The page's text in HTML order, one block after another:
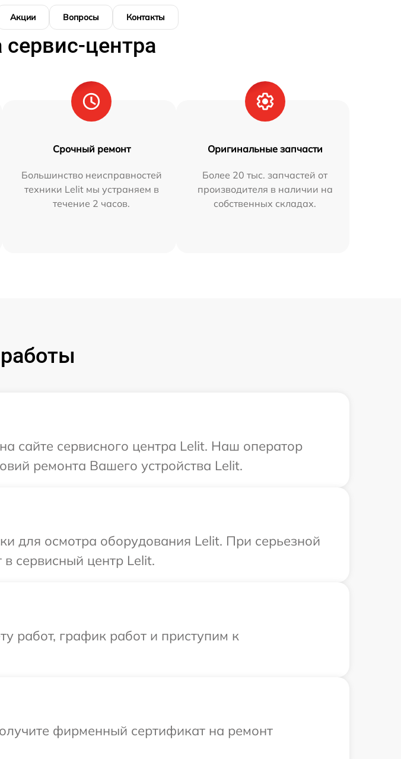
Акции Вопросы Контакты
центра
Срочный ремонт
Большинство неисправностей
техники Lelit мы устраняем в
течение 2 часов.
Оригинальные запчасти
Более 20 тыс. запчастей от
производителя в наличии на
собственных складах.
сайте сервисного центра Lelit. Наш оператор
ремонта Вашего устройства Lelit.
для осмотра оборудования Lelit. При серьезной
сервисный центр Lelit.
работ, график работ и приступим к
фирменный сертификат на ремонт